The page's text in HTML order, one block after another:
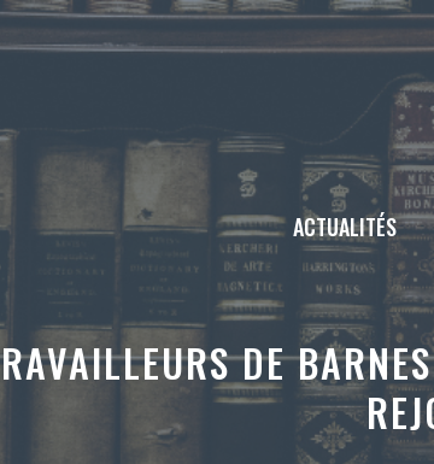
ACTUALITÉS
DE